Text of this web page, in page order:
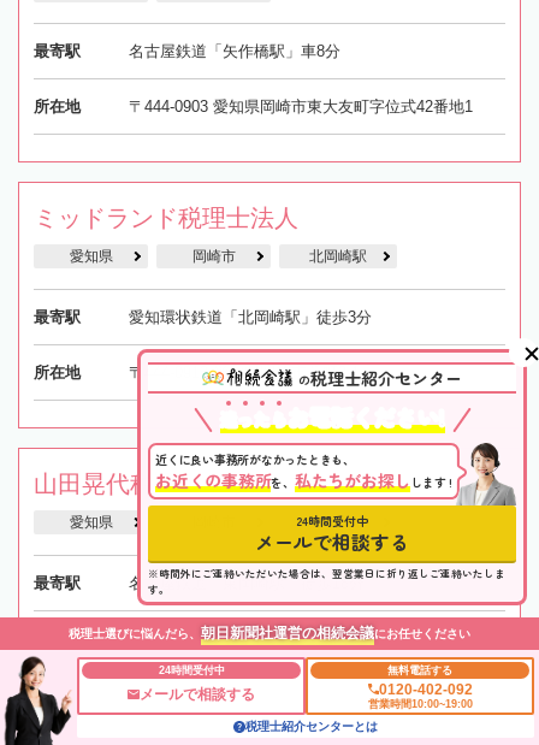
最寄駅 名古屋鉄道「矢作橋駅」車8分
所在地 〒444-0903 愛知県岡崎市東大友町字位式42番地1
ミッドランド税理士法人
愛知県 岡崎市 北岡崎駅
最寄駅 愛知環状鉄道「北岡崎駅」徒歩3分
所在地 〒444-0913 愛知県岡崎市葵町3-1
山田晃代税理士事務所
愛知県 東岡崎駅
最寄駅 名古屋鉄道「東岡崎駅」徒歩18分
所在地 〒444-0047 愛知県岡崎市八幡町3丁目58番地
税理士選びに悩んだら、 朝日新聞社運営の相続会議にお任せください
24時間受付中
メールで相談する
無料電話する
0120-402-092
営業時間10:00~19:00
税理士紹介センターとは
の税理士紹介センター
ったら
近くに良い事務所がなかったときも、
お近くの事務所を、 私たちがお探しします !
24時間受付中
メールで相談する
※時間外にご連絡いただいた場合は、翌営業日に折り返しご連絡いたしま
す。